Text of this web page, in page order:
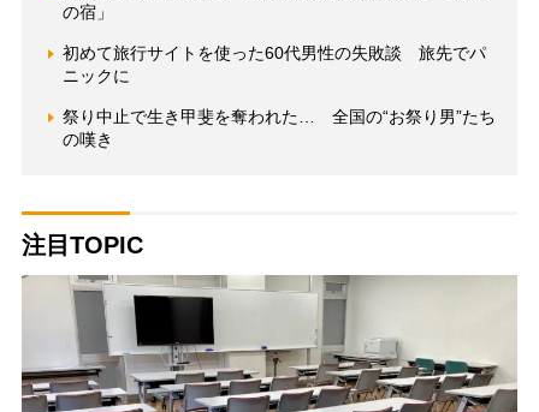
の宿」
初めて旅行サイトを使った60代男性の失敗談 旅先でパ
ニックに
祭り中止で生き甲斐を奪われた… 全国の“お祭り男”たち
の嘆き
注目TOPIC